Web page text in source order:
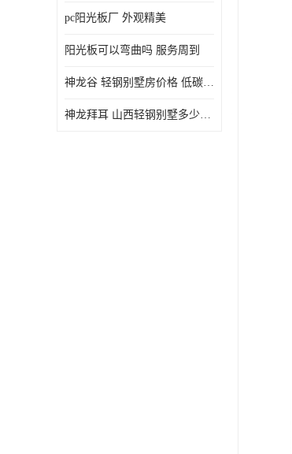
pc阳光板厂 外观精美
阳光板可以弯曲吗 服务周到
神龙谷 轻钢别墅房价格 低碳环保
神龙拜耳 山西轻钢别墅多少钱 施工快捷